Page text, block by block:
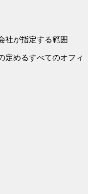
社が指定する範囲
定めるすべてのオフィ